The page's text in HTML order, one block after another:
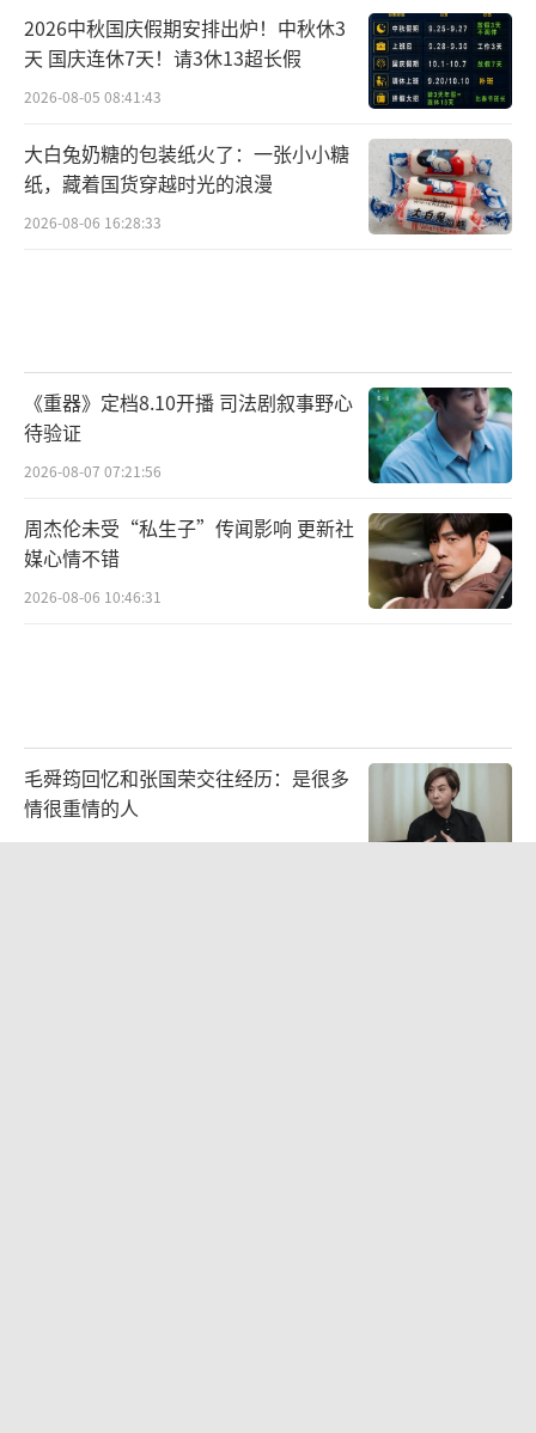
2026中秋国庆假期安排出炉！中秋休3
天 国庆连休7天！请3休13超长假
2026-08-05 08:41:43
大白兔奶糖的包装纸火了：一张小小糖
纸，藏着国货穿越时光的浪漫
2026-08-06 16:28:33
《重器》定档8.10开播 司法剧叙事野心
待验证
2026-08-07 07:21:56
周杰伦未受“私生子”传闻影响 更新社
媒心情不错
2026-08-06 10:46:31
毛舜筠回忆和张国荣交往经历：是很多
情很重情的人
2026-07-28 11:00:25